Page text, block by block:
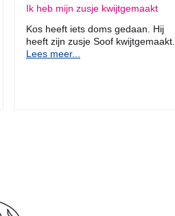
Ik heb mijn zusje kwijtgemaakt
Kos heeft iets doms gedaan. Hij
heeft zijn zusje Soof kwijtgemaakt.
Lees meer...